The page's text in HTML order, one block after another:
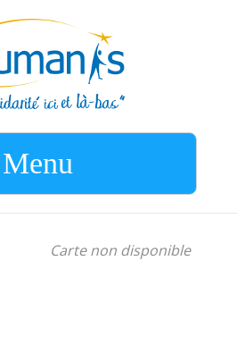
Menu
Carte non disponible